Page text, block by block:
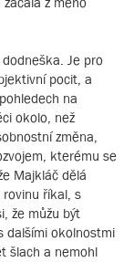
Je pro
pocit, a
na
okolo, než
změna,
kterému se
Majkláč dělá
říkal, s
že můžu být
dalšími okolnostmi
šlach a nemohl